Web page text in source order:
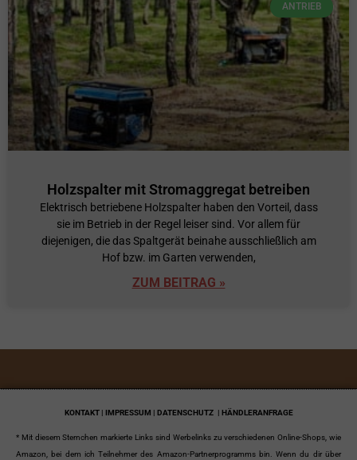
ANTRIEB
Holzspalter mit Stromaggregat betreiben
Elektrisch betriebene Holzspalter haben den Vorteil, dass
sie im Betrieb in der Regel leiser sind. Vor allem für
diejenigen, die das Spaltgerät beinahe ausschließlich am
Hof bzw. im Garten verwenden,
ZUM BEITRAG »
KONTAKT | IMPRESSUM | DATENSCHUTZ | HÄNDLERANFRAGE
* Mit diesem Sternchen markierte Links sind Werbelinks zu verschiedenen Online-Shops, wie
Amazon, bei dem ich Teilnehmer des Amazon-Partnerprogramms bin. Wenn du dir über